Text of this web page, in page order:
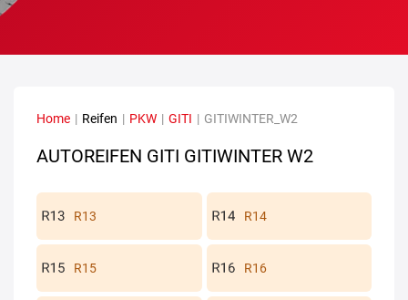
Home | Reifen | PKW | GITI | GITIWINTER_W2
AUTOREIFEN GITI GITIWINTER W2
R13 R14
R15 R16